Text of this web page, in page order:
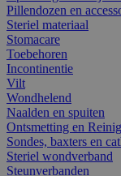
Pillendozen en
Steriel materiaal
Stomacare
Toebehoren
Incontinentie
Vilt
Wondhelend
Naalden en spuiten
Ontsmetting en
Sondes, baxters en
Steriel wondverband
Steunverbanden